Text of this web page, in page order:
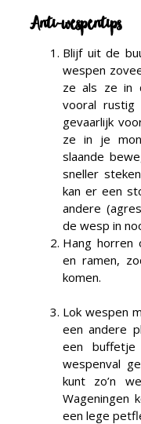
Anti-wespentips
Blijf uit de
wespen
ze als ze in
vooral rustig
gevaarlijk
ze in je
slaande
sneller
kan er een
andere
de wesp in
Hang horren
en ramen,
komen.
Lok wespen
een andere
een
wespenval
kunt zo’n
Wageningen
een lege